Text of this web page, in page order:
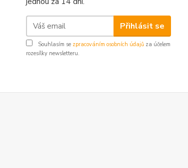
Přihlásit se
Souhlasím se zpracováním osobních údajů za účelem
rozesílky newsletteru.